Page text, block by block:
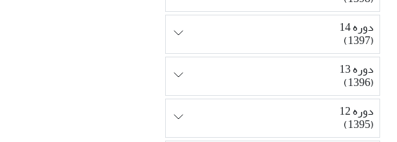
دوره 14
(1397)
دوره 13
(1396)
دوره 12
(1395)